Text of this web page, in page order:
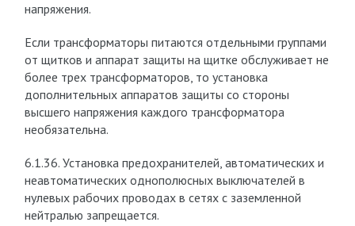
напряжения.
Если трансформаторы питаются отдельными группами
от щитков и аппарат защиты на щитке обслуживает не
более трех трансформаторов, то установка
дополнительных аппаратов защиты со стороны
высшего напряжения каждого трансформатора
необязательна.
6.1.36. Установка предохранителей, автоматических и
неавтоматических однополюсных выключателей в
нулевых рабочих проводах в сетях с заземленной
нейтралью запрещается.